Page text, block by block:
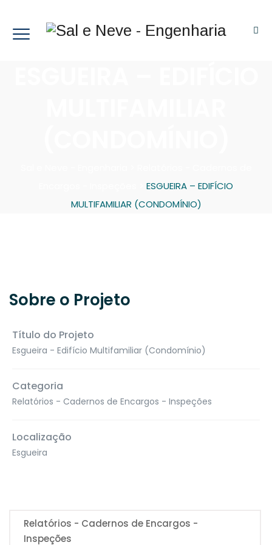
ESGUEIRA – EDIFÍCIO
MULTIFAMILIAR (CONDOMÍNIO)
Sobre o Projeto
Título do Projeto
Esgueira - Edifício Multifamiliar (Condomínio)
Categoria
Relatórios - Cadernos de Encargos - Inspeções
Localização
Esgueira
Relatórios - Cadernos de Encargos -
Inspeções